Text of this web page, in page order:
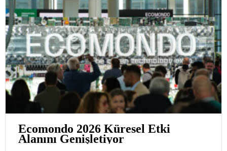
Ecomondo 2026 Küresel Etki
Alanını Genişletiyor